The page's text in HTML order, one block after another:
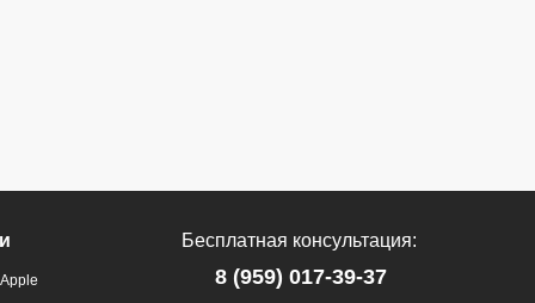
Бесплатная консультация:
8 (959) 017-39-37